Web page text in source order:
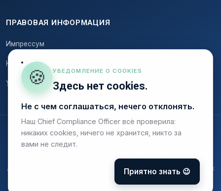
🍪 УВЕДОМЛЕНИЕ О COOKIES
Здесь нет cookies.
Не с чем соглашаться, нечего отклонять.
Наш Chief Compliance Officer всё проверила:
никаких cookies, ничего не хранится, никто за
вами не следит.
Приятно знать 😉
ПРАВОВАЯ ИНФОРМАЦИЯ
Импрессум
Конфиденциальность
Условия
© 2026 Onstruc
Аналитика, уважающая приватность — без отслеживающих
cookies